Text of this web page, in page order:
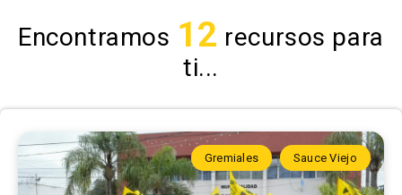
Encontramos 12 recursos para
ti...
Gremiales Sauce Viejo